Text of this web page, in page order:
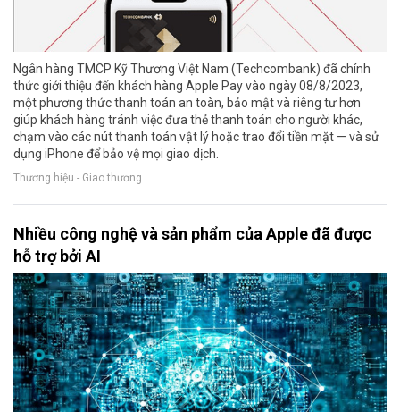
Ngân hàng TMCP Kỹ Thương Việt Nam (Techcombank) đã chính
thức giới thiệu đến khách hàng Apple Pay vào ngày 08/8/2023,
một phương thức thanh toán an toàn, bảo mật và riêng tư hơn
giúp khách hàng tránh việc đưa thẻ thanh toán cho người khác,
chạm vào các nút thanh toán vật lý hoặc trao đổi tiền mặt — và sử
dụng iPhone để bảo vệ mọi giao dịch.
Thương hiệu - Giao thương
Nhiều công nghệ và sản phẩm của Apple đã được
hỗ trợ bởi AI